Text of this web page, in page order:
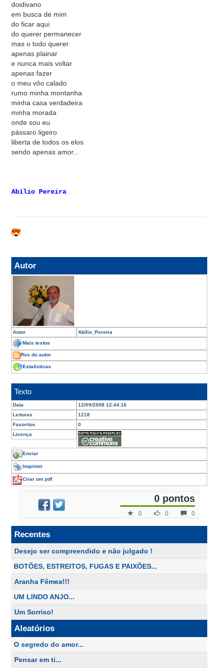
doidivano
em busca de mim
do ficar aqui
do querer permanecer
mas o todo querer
apenas plainar
e nunca mais voltar
apenas fazer
o meu vôo calado
rumo minha montanha
minha casa verdadeira
minha morada
onde sou eu
pássaro ligeiro
liberta de todos os elos
sendo apenas amor...
Abílio Pereira
Autor
Autor Abílio_Pereira
Mais textos
Rss do autor
Estatísticas
Texto
Data
12/09/2008 12:44:16
Leituras
1218
Favoritos
0
Licença
Enviar
Imprimir
Criar um pdf
0 pontos
0
0
0
Recentes
Desejo ser compreendido e não julgado !
BOTÕES, ESTREITOS, FUGAS E PAIXÕES...
Aranha Fêmea!!!
UM LINDO ANJO...
Um Sorriso!
Aleatórios
O segredo do amor...
Pensar em ti...